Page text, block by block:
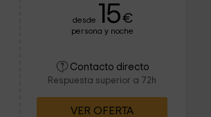
desde 15€
persona y noche
Contacto directo
Respuesta superior a 72h
VER OFERTA